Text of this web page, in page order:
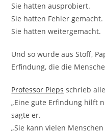
Sie hatten ausprobiert.
Sie hatten Fehler gemacht.
Sie hatten weitergemacht.
Und so wurde aus Stoff,
Erfindung, die die
Professor Pieps schrieb
„Eine gute Erfindung hilft
sagte er.
„Sie kann vielen